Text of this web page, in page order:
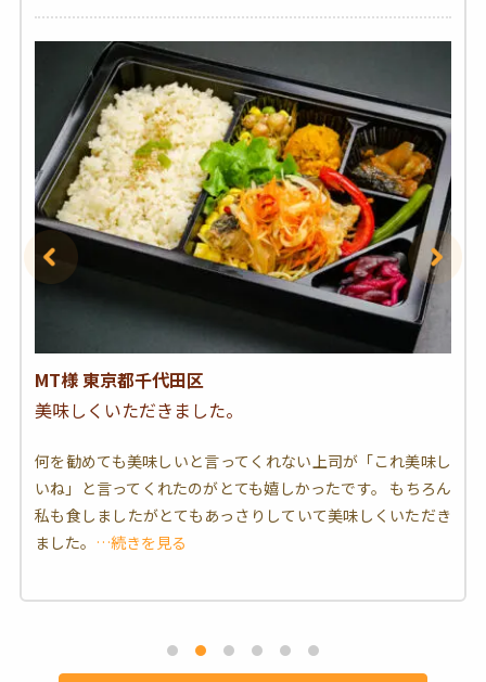
MT様 東京都千代田区
美味しくいただきました。
何を勧めても美味しいと言ってくれない上司が「これ美味し
いね」と言ってくれたのがとても嬉しかったです。 もちろん
私も食しましたがとてもあっさりしていて美味しくいただき
ました。 …続きを見る